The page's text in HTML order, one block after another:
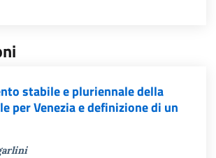
stabile e pluriennale della
per Venezia e definizione di un